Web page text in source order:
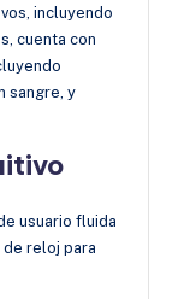
incluyendo
cuenta con
sangre, y
usuario fluida
reloj para